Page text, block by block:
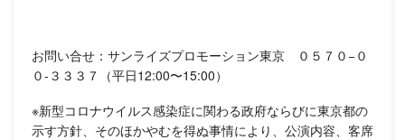
お問い合せ：サンライズプロモーション東京 ０５７０−０
０-３３３７（平日12:00〜15:00）
※新型コロナウイルス感染症に関わる政府ならびに東京都の
示す方針、そのほかやむを得ぬ事情により、公演内容、客席